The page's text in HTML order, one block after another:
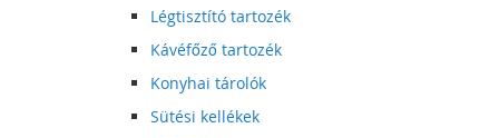
Légtisztító tartozék
Kávéfőző tartozék
Konyhai tárolók
Sütési kellékek